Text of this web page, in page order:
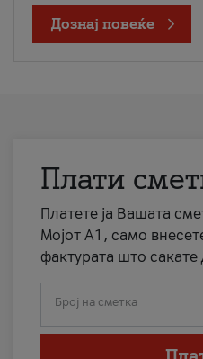
Дознај повеќе
Плати
Платете ја Вашата
Мојот А1, само
фактурата што сакате
Број на сметка